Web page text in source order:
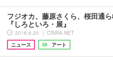
フジオカ、藤原さくら、桜田通
『しろといろ・展』
2016.6.20 ｜ CINRA.NET
ニュース
アート